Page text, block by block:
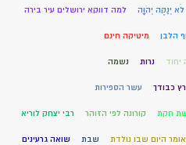
יְנַקֶּה יְהֹוָה למה דווקא ירושלים עיר בירה
הלבן מיטיקה חינם
יחוד נרות נשמה
כבודך עשר הספירות
חקת קורונה לפי הזוהר רבי יצחק לוריא
היום שבו נולדת שבת שואה גרעינים